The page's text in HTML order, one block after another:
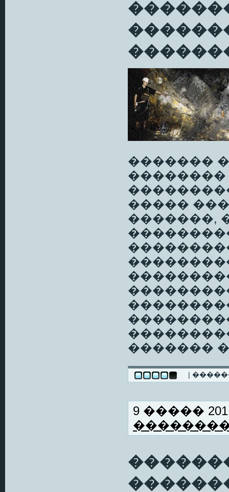
�������
�����
�������,
�������
|
9 �����